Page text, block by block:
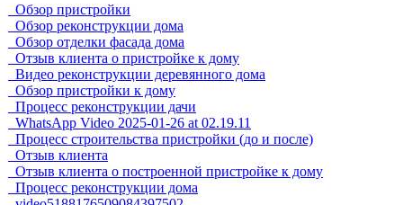
Обзор пристройки
Обзор реконструкции дома
Обзор отделки фасада дома
Отзыв клиента о пристройке к дому
Видео реконструкции деревянного дома
Обзор пристройки к дому
Процесс реконструкции дачи
WhatsApp Video 2025-01-26 at 02.19.11
Процесс строительства пристройки (до и после)
Отзыв клиента
Отзыв клиента о построенной пристройке к дому
Процесс реконструкции дома